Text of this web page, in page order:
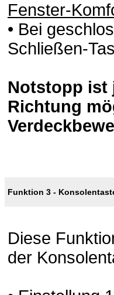
Fenster-
• Bei
Schließen-
Notstopp ist
Richtung
Funktion 3 -
Diese
der